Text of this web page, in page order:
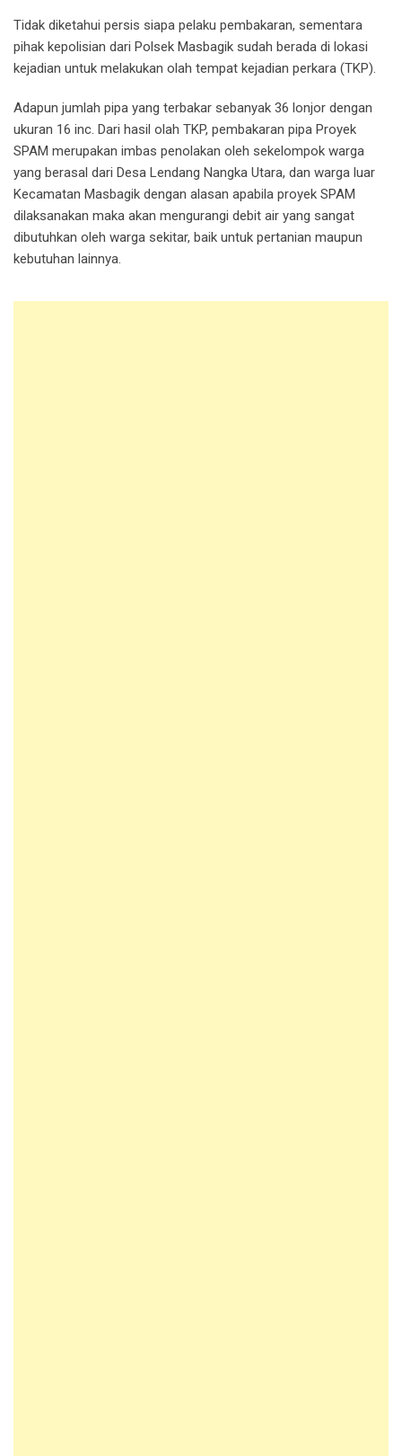
Tidak diketahui persis siapa pelaku pembakaran, sementara
pihak kepolisian dari Polsek Masbagik sudah berada di lokasi
kejadian untuk melakukan olah tempat kejadian perkara (TKP).
Adapun jumlah pipa yang terbakar sebanyak 36 lonjor dengan
ukuran 16 inc. Dari hasil olah TKP, pembakaran pipa Proyek
SPAM merupakan imbas penolakan oleh sekelompok warga
yang berasal dari Desa Lendang Nangka Utara, dan warga luar
Kecamatan Masbagik dengan alasan apabila proyek SPAM
dilaksanakan maka akan mengurangi debit air yang sangat
dibutuhkan oleh warga sekitar, baik untuk pertanian maupun
kebutuhan lainnya.